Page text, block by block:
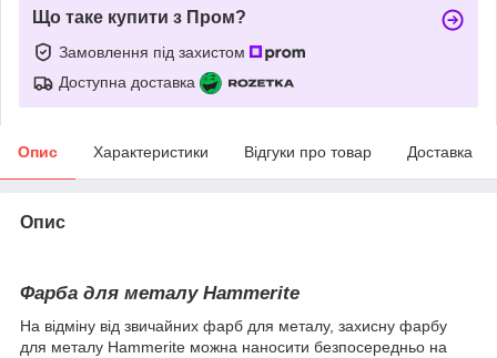
Що таке купити з Пром?
Замовлення під захистом
Доступна доставка
Опис Характеристики Відгуки про товар Доставка
Опис
Фарба для металу Hammerite
На відміну від звичайних фарб для металу, захисну фарбу
для металу Hammerite можна наносити безпосередньо на